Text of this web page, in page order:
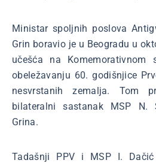
Ministar spoljnih poslova
Grin boravio je u Beogradu u
učešća na Komemorativnom
obeležavanju 60. godišnjice
nesvrstanih zemalja. Tom
bilateralni sastanak MSP N.
Grina.
Tadašnji PPV i MSP I.